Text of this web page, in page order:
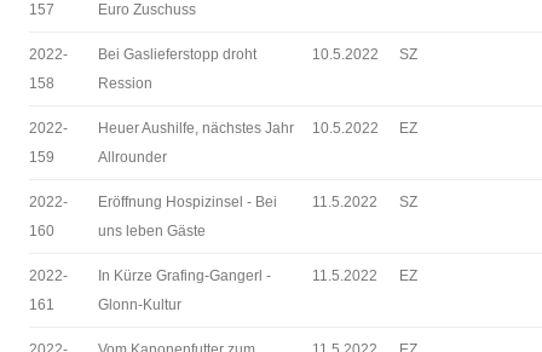
157
Euro Zuschuss
2022-
158
Bei Gaslieferstopp droht
Ression
10.5.2022 SZ
2022-
159
Heuer Aushilfe, nächstes Jahr
Allrounder
10.5.2022 EZ
2022-
160
Eröffnung Hospizinsel - Bei
uns leben Gäste
11.5.2022 SZ
2022-
161
In Kürze Grafing-Gangerl -
Glonn-Kultur
11.5.2022 EZ